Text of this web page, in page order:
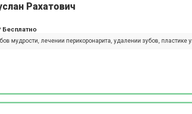
Рахатович
Бесплатно
мудрости, лечении перикоронарита, удалении зубов, пластике